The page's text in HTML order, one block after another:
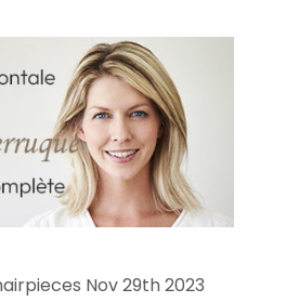
Nov 29th 2023